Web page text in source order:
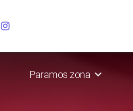
Paramos zona